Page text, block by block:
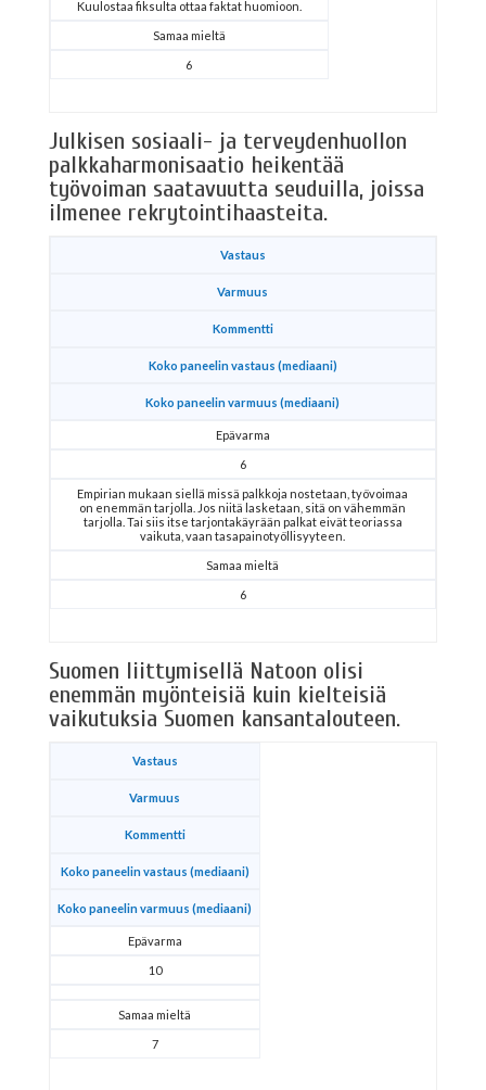
Kuulostaa fiksulta ottaa faktat huomioon.
Samaa mieltä
6
Julkisen sosiaali- ja terveydenhuollon
palkkaharmonisaatio heikentää
työvoiman saatavuutta seuduilla, joissa
ilmenee rekrytointihaasteita.
Vastaus
Varmuus
Kommentti
Koko paneelin vastaus (mediaani)
Koko paneelin varmuus (mediaani)
Epävarma
6
Empirian mukaan siellä missä palkkoja nostetaan, työvoimaa
on enemmän tarjolla. Jos niitä lasketaan, sitä on vähemmän
tarjolla. Tai siis itse tarjontakäyrään palkat eivät teoriassa
vaikuta, vaan tasapainotyöllisyyteen.
Samaa mieltä
6
Suomen liittymisellä Natoon olisi
enemmän myönteisiä kuin kielteisiä
vaikutuksia Suomen kansantalouteen.
Vastaus
Varmuus
Kommentti
Koko paneelin vastaus (mediaani)
Koko paneelin varmuus (mediaani)
Epävarma
10
Samaa mieltä
7